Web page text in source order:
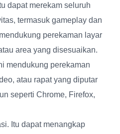
dapat merekam seluruh
termasuk gameplay dan
perekaman layar
area yang disesuaikan.
mendukung perekaman
atau rapat yang diputar
seperti Chrome, Firefox,
. Itu dapat menangkap